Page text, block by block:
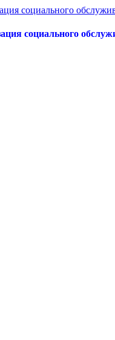
социального